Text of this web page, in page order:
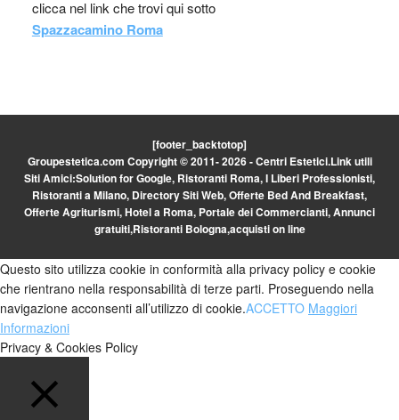
clicca nel link che trovi qui sotto
Spazzacamino Roma
[footer_backtotop]
Groupestetica.com Copyright © 2011- 2026 - Centri Estetici.Link utili
Siti Amici:Solution for Google, Ristoranti Roma,I Liberi Professionisti,
Ristoranti a Milano, Directory Siti Web,Offerte Bed And Breakfast,
Offerte Agriturismi,Hotel a Roma, Portale dei Commercianti,Annunci
gratuiti,Ristoranti Bologna,acquisti on line
Questo sito utilizza cookie in conformità alla privacy policy e cookie
che rientrano nella responsabilità di terze parti. Proseguendo nella
navigazione acconsenti all’utilizzo di cookie.ACCETTO Maggiori
Informazioni
Privacy & Cookies Policy